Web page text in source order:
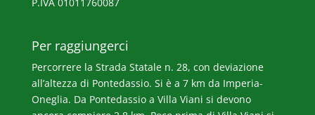
Per raggiungerci
Percorrere la Strada Statale n. 28, con deviazione
all’altezza di Pontedassio. Si è a 7 km da Imperia-
Oneglia. Da Pontedassio a Villa Viani si devono